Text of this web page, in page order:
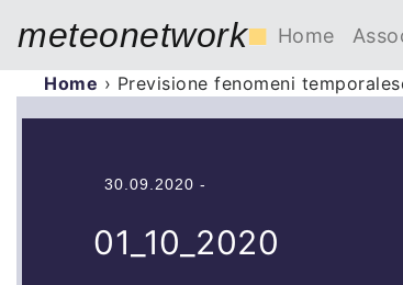
meteonetwork■ Home
Home › Previsione fenomeni
30.09.2020 -
01_10_2020